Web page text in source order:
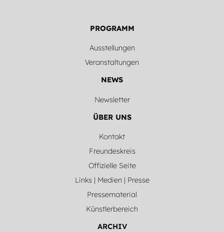
PROGRAMM
Ausstellungen
Veranstaltungen
NEWS
Newsletter
ÜBER UNS
Kontakt
Freundeskreis
Offizielle Seite
Links | Medien | Presse
Pressematerial
Künstlerbereich
ARCHIV